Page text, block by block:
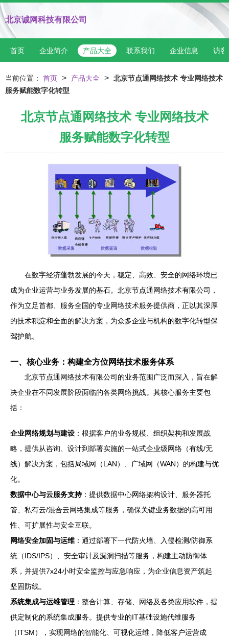
北京诚网科技有限公司
首页 企业简介 产品大全 联系我们 企业信息 访客
当前位置： 首页 > 产品大全 > 北京节点通网络技术 专业网络技术
服务赋能数字化转型
北京节点通网络技术 专业网络技术
服务赋能数字化转型
在数字经济蓬勃发展的今天，稳定、高效、安全的网络环境已
成为企业运营与业务发展的基石。北京节点通网络技术有限公司，
作为立足首都、服务全国的专业网络技术服务提供商，正以其深厚
的技术积淀和全面的解决方案，为众多企业与机构的数字化转型保
驾护航。
一、核心业务：构建全方位网络技术服务体系
北京节点通网络技术有限公司的业务范围广泛而深入，旨在解
决企业在不同发展阶段面临的各类网络挑战。其核心服务主要包
括：
企业网络规划与建设 ：根据客户的业务规模、组织架构和发展战
略，提供从咨询、设计到部署实施的一站式企业级网络（有线/无
线）解决方案，包括局域网（LAN）、广域网（WAN）的构建与优
化。
数据中心与云服务支持：提供数据中心网络架构设计、服务器托
管、私有云/混合云网络集成等服务，确保关键业务数据的高可用
性、可扩展性与安全互联。
网络安全加固与运维 ：通过部署下一代防火墙、入侵检测/防御系
统（IDS/IPS）、安全审计及漏洞扫描等服务，构建主动防御体
系，并提供7x24小时安全监控与应急响应，为企业信息资产筑起
坚固防线。
系统集成与运维管理 ：整合计算、存储、网络及各类应用软件，提
供定制化的系统集成服务。提供专业的IT基础设施代维服务
（ITSM），实现网络的智能化、可视化运维，降低客户运营成